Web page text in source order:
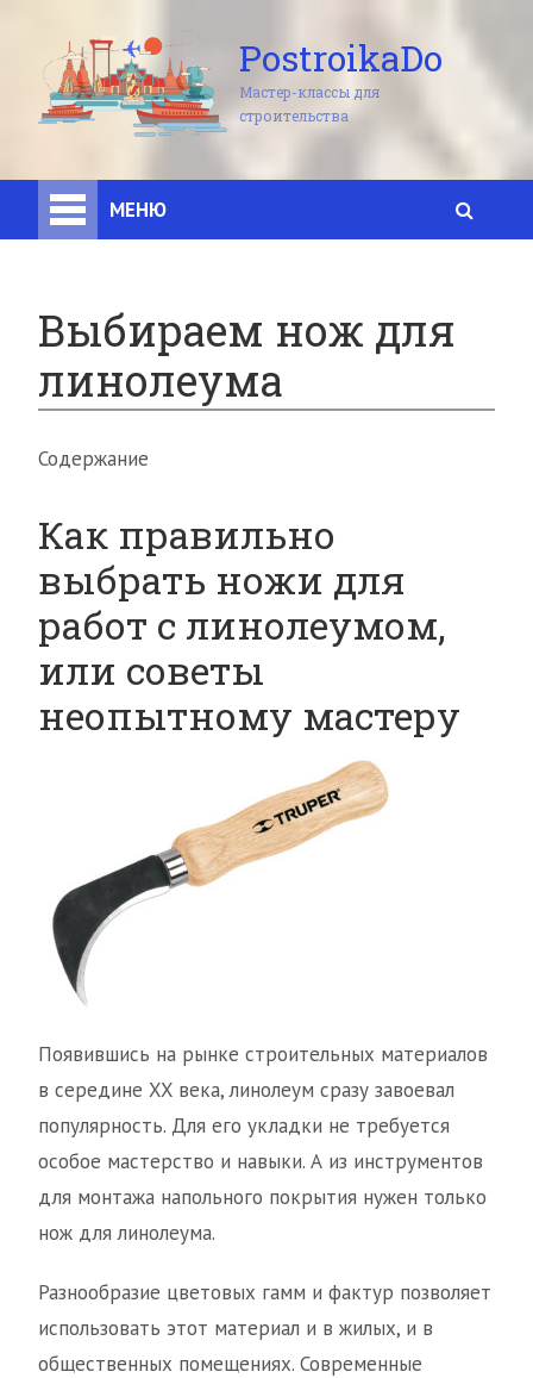
PostroikaDo
Мастер-классы для
строительства
МЕНЮ
Выбираем нож для
линолеума
Содержание
Как правильно
выбрать ножи для
работ с линолеумом,
или советы
неопытному мастеру
Появившись на рынке строительных материалов
в середине XX века, линолеум сразу завоевал
популярность. Для его укладки не требуется
особое мастерство и навыки. А из инструментов
для монтажа напольного покрытия нужен только
нож для линолеума.
Разнообразие цветовых гамм и фактур позволяет
использовать этот материал и в жилых, и в
общественных помещениях. Современные